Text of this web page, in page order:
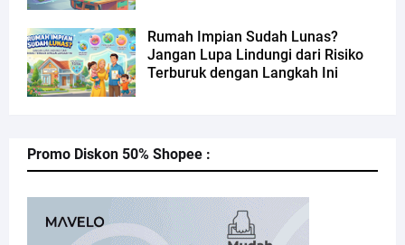
Rumah Impian Sudah Lunas?
Jangan Lupa Lindungi dari Risiko
Terburuk dengan Langkah Ini
Promo Diskon 50% Shopee :